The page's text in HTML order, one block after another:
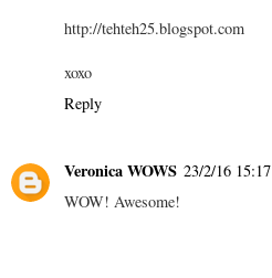
http://tehteh25.blogspot.com
xoxo
Reply
Veronica WOWS 23/2/16 15:17
WOW! Awesome!